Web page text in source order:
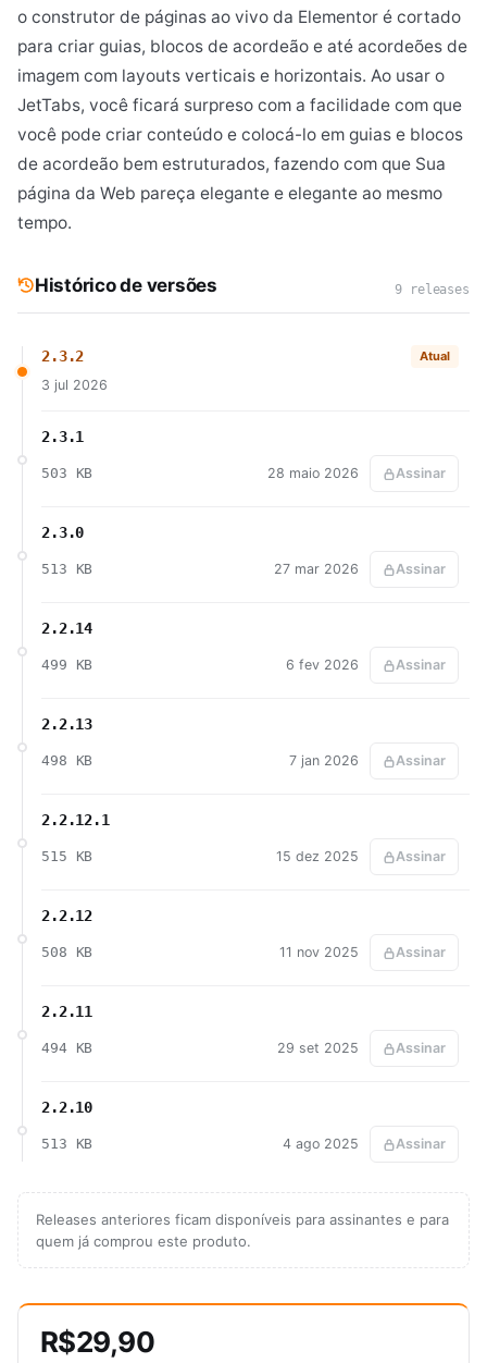
o construtor de páginas ao vivo da Elementor é cortado
para criar guias, blocos de acordeão e até acordeões de
imagem com layouts verticais e horizontais. Ao usar o
JetTabs, você ficará surpreso com a facilidade com que
você pode criar conteúdo e colocá-lo em guias e blocos
de acordeão bem estruturados, fazendo com que Sua
página da Web pareça elegante e elegante ao mesmo
tempo.
Histórico de versões 9 releases
2.3.2 Atual
3 jul 2026
2.3.1
503 KB 28 maio 2026 Assinar
2.3.0
513 KB 27 mar 2026 Assinar
2.2.14
499 KB 6 fev 2026 Assinar
2.2.13
498 KB 7 jan 2026 Assinar
2.2.12.1
515 KB 15 dez 2025 Assinar
2.2.12
508 KB 11 nov 2025 Assinar
2.2.11
494 KB 29 set 2025 Assinar
2.2.10
513 KB 4 ago 2025 Assinar
Releases anteriores ficam disponíveis para assinantes e para
quem já comprou este produto.
R$29,90